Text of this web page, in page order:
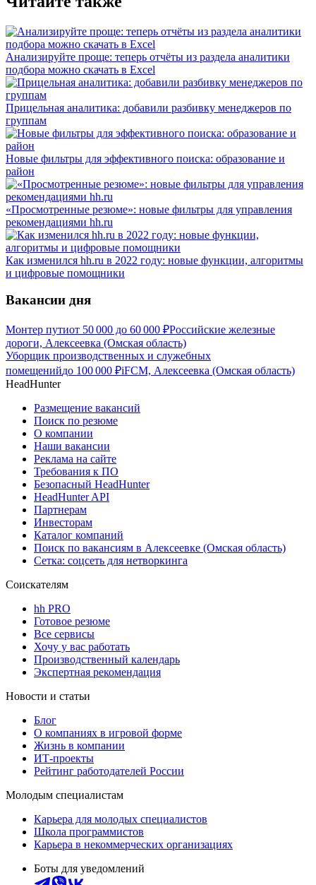
Анализируйте проще: теперь отчёты из раздела аналитики
подбора можно скачать в Excel
Прицельная аналитика: добавили разбивку менеджеров по
группам
Новые фильтры для эффективного поиска: образование и
район
«Просмотренные резюме»: новые фильтры для управления
рекомендациями hh.ru
Как изменился hh.ru в 2022 году: новые функции, алгоритмы
и цифровые помощники
Вакансии дня
Монтер путиот 50 000 до 60 000 ₽Российские железные
дороги, Алексеевка (Омская область)
Уборщик производственных и служебных
помещенийдо 100 000 ₽iFCM, Алексеевка (Омская область)
HeadHunter
Размещение вакансий
Поиск по резюме
О компании
Наши вакансии
Реклама на сайте
Требования к ПО
Безопасный HeadHunter
HeadHunter API
Партнерам
Инвесторам
Каталог компаний
Поиск по вакансиям в Алексеевке (Омская область)
Сетка: соцсеть для нетворкинга
Соискателям
hh PRO
Готовое резюме
Все сервисы
Хочу у вас работать
Производственный календарь
Экспертная рекомендация
Новости и статьи
Блог
О компаниях в игровой форме
Жизнь в компании
ИТ-проекты
Рейтинг работодателей России
Молодым специалистам
Карьера для молодых специалистов
Школа программистов
Карьера в некоммерческих организациях
Боты для уведомлений